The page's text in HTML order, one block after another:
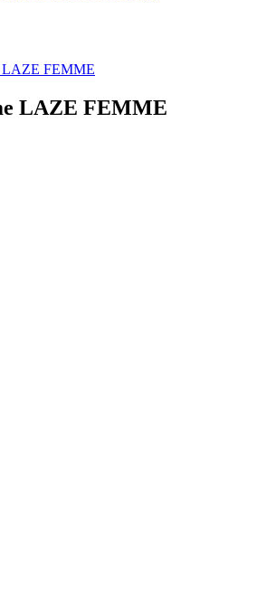
LAZE FEMME
LAZE FEMME